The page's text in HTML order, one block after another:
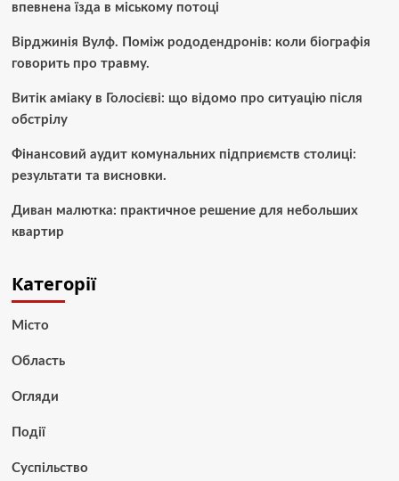
впевнена їзда в міському потоці
Вірджинія Вулф. Поміж рододендронів: коли біографія
говорить про травму.
Витік аміаку в Голосієві: що відомо про ситуацію після
обстрілу
Фінансовий аудит комунальних підприємств столиці:
результати та висновки.
Диван малютка: практичное решение для небольших
квартир
Категорії
Місто
Область
Огляди
Події
Суспільство